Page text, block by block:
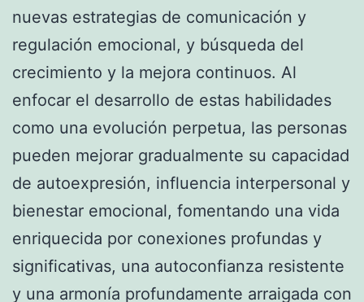
nuevas estrategias de comunicación y
regulación emocional, y búsqueda del
crecimiento y la mejora continuos. Al
enfocar el desarrollo de estas habilidades
como una evolución perpetua, las personas
pueden mejorar gradualmente su capacidad
de autoexpresión, influencia interpersonal y
bienestar emocional, fomentando una vida
enriquecida por conexiones profundas y
significativas, una autoconfianza resistente
y una armonía profundamente arraigada con